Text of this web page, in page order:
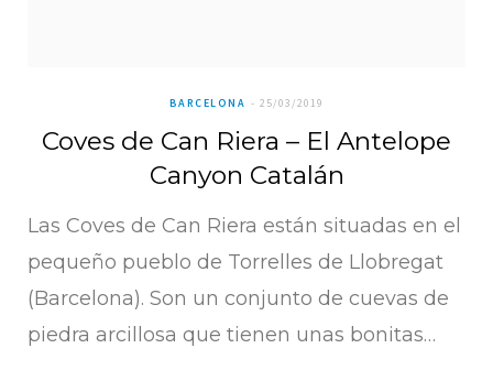
BARCELONA 25/03/2019
Coves de Can Riera – El Antelope
Canyon Catalán
Las Coves de Can Riera están situadas en el
pequeño pueblo de Torrelles de Llobregat
(Barcelona). Son un conjunto de cuevas de
piedra arcillosa que tienen unas bonitas…